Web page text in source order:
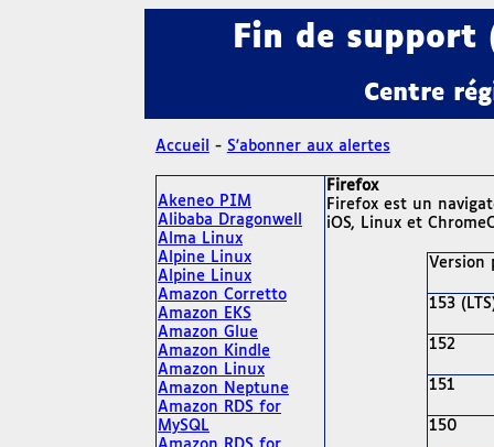
Fin de support
Centre
Accueil - S'abonner aux alertes
Akeneo PIM
Alibaba Dragonwell
Alma Linux
Alpine Linux
Alpine Linux
Amazon Corretto
Amazon EKS
Amazon Glue
Amazon Kindle
Amazon Linux
Amazon Neptune
Amazon RDS for
MySQL
Firefox
Firefox est un
iOS, Linux et
Version
153
152
151
150